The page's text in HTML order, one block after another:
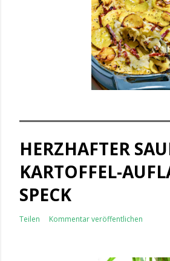
HERZHAFTER
KARTOFFEL-
SPECK
Teilen Kommentar veröffentlichen